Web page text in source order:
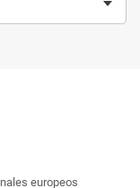
europeos